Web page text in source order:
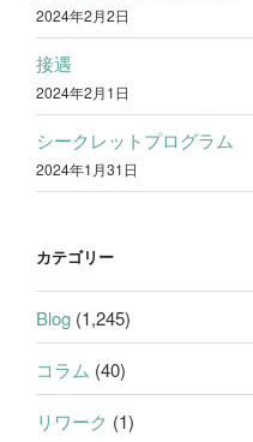
2024年2月2日
接遇
2024年2月1日
シークレットプログラム
2024年1月31日
カテゴリー
Blog (1,245)
コラム (40)
リワーク (1)